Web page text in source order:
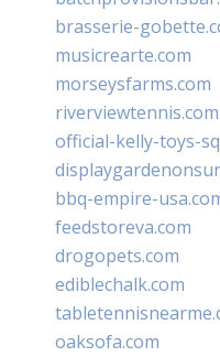
brasserie-
musicrearte.com
morseysfarms.com
riverviewtennis.com
official-kelly-toys-
bbq-empire-
feedstoreva.com
drogopets.com
ediblechalk.com
oaksofa.com